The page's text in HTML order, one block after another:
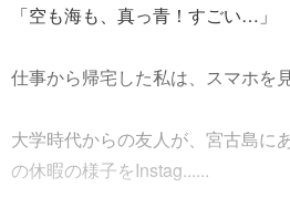
「空も海も、真っ青！すごい…」
仕事から帰宅した私は、スマホを
大学時代からの友人が、宮古島に
の休暇の様子をInstag......